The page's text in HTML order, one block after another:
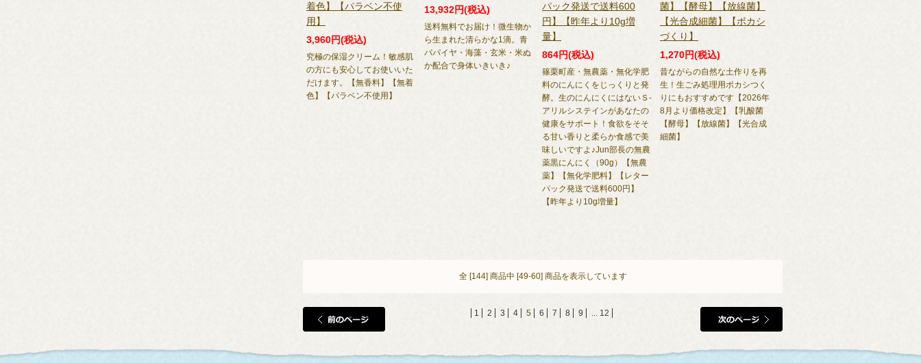
着色】【パラベン不使
用】
3,960円(税込)
究極の保湿クリーム！敏感肌
の方にも安心してお使いいた
だけます。【無香料】【無着
色】【パラベン不使用】
13,932円(税込)
送料無料でお届け！微生物か
ら生まれた清らかな1滴。青
パパイヤ・海藻・玄米・米ぬ
か配合で身体いきいき♪
パック発送で送料600
円】【昨年より10g増
量】
864円(税込)
篠栗町産・無農薬・無化学肥
料のにんにくをじっくりと発
酵。生のにんにくにはないＳ-
アリルシステインがあなたの
健康をサポート！食欲をそそ
る甘い香りと柔らか食感で美
味しいですよ♪Jun部長の無農
薬黒にんにく（90g）【無農
薬】【無化学肥料】【レター
パック発送で送料600円】
【昨年より10g増量】
菌】【酵母】【放線菌】
【光合成細菌】【ボカシ
づくり】
1,270円(税込)
昔ながらの自然な土作りを再
生！生ごみ処理用ボカシつく
りにもおすすめです【2026年
8月より価格改定】【乳酸菌
【酵母】【放線菌】【光合成
細菌】
全 [144] 商品中 [49-60] 商品を表示しています
1 2 3 4 5 6 7 8 9 ... 12